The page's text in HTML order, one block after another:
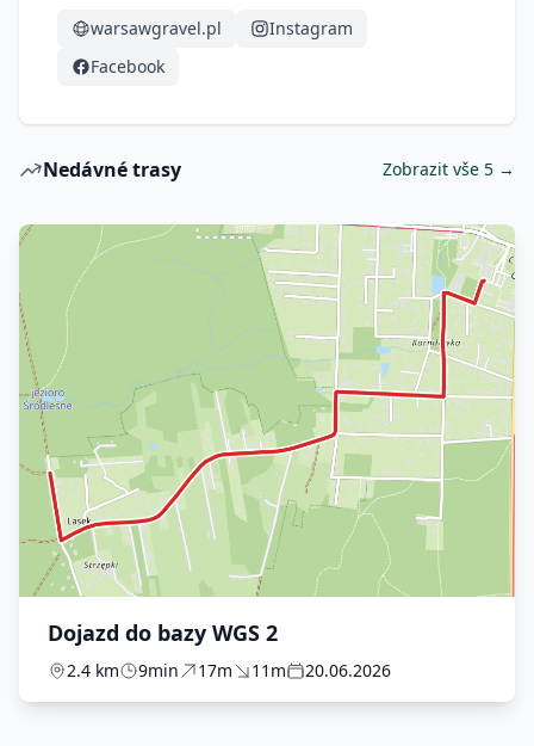
warsawgravel.pl
Instagram
Facebook
Nedávné trasy Zobrazit vše 5 →
Dojazd do bazy WGS 2
2.4 km 9min 17m 11m 20.06.2026